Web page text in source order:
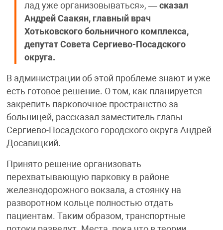
лад уже организовываться», — сказал
Андрей Саакян, главный врач
Хотьковского больничного комплекса,
депутат Совета Сергиево-Посадского
округа.
В администрации об этой проблеме знают и уже
есть готовое решение. О том, как планируется
закрепить парковочное пространство за
больницей, рассказал заместитель главы
Сергиево-Посадского городского округа Андрей
Досавицкий.
Принято решение организовать
перехватывающую парковку в районе
железнодорожного вокзала, а стоянку на
разворотном кольце полностью отдать
пациентам. Таким образом, транспортные